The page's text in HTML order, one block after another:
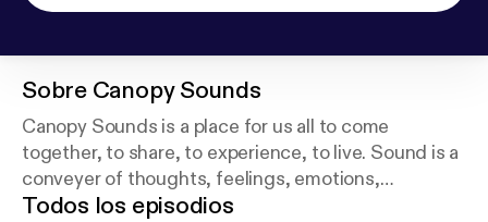
Sobre Canopy Sounds
Canopy Sounds is a place for us all to come
together, to share, to experience, to live. Sound is a
conveyer of thoughts, feelings, emotions,
memories... What does your Canopy sound like?
Todos los episodios